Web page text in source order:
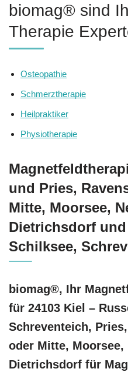
biomag® sind
Therapie
Osteopathie
Schmerztherapie
Heilpraktiker
Physiotherapie
und Pries,
Mitte, Moorsee,
Dietrichsdorf und
Schilksee,
biomag®, Ihr
für 24103 Kiel –
Schreventeich,
oder Mitte, Moorsee,
Dietrichsdorf für